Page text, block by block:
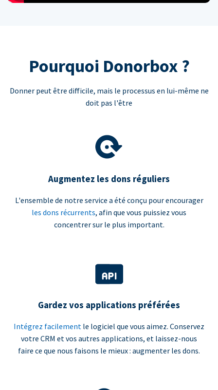
Pourquoi Donorbox ?
Donner peut être difficile, mais le processus en lui-même ne
doit pas l'être
Augmentez les dons réguliers
L'ensemble de notre service a été conçu pour encourager
les dons récurrents, afin que vous puissiez vous
concentrer sur le plus important.
Gardez vos applications préférées
Intégrez facilement le logiciel que vous aimez. Conservez
votre CRM et vos autres applications, et laissez-nous
faire ce que nous faisons le mieux : augmenter les dons.